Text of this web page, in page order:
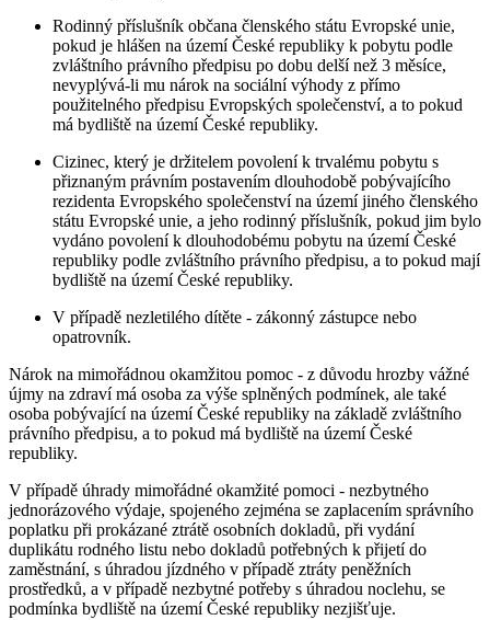
Rodinný příslušník občana členského státu Evropské unie,
pokud je hlášen na území České republiky k pobytu podle
zvláštního právního předpisu po dobu delší než 3 měsíce,
nevyplývá-li mu nárok na sociální výhody z přímo
použitelného předpisu Evropských společenství, a to pokud
má bydliště na území České republiky.
Cizinec, který je držitelem povolení k trvalému pobytu s
přiznaným právním postavením dlouhodobě pobývajícího
rezidenta Evropského společenství na území jiného členského
státu Evropské unie, a jeho rodinný příslušník, pokud jim bylo
vydáno povolení k dlouhodobému pobytu na území České
republiky podle zvláštního právního předpisu, a to pokud mají
bydliště na území České republiky.
V případě nezletilého dítěte - zákonný zástupce nebo
opatrovník.
Nárok na mimořádnou okamžitou pomoc - z důvodu hrozby vážné
újmy na zdraví má osoba za výše splněných podmínek, ale také
osoba pobývající na území České republiky na základě zvláštního
právního předpisu, a to pokud má bydliště na území České
republiky.
V případě úhrady mimořádné okamžité pomoci - nezbytného
jednorázového výdaje, spojeného zejména se zaplacením správního
poplatku při prokázané ztrátě osobních dokladů, při vydání
duplikátu rodného listu nebo dokladů potřebných k přijetí do
zaměstnání, s úhradou jízdného v případě ztráty peněžních
prostředků, a v případě nezbytné potřeby s úhradou noclehu, se
podmínka bydliště na území České republiky nezjišťuje.